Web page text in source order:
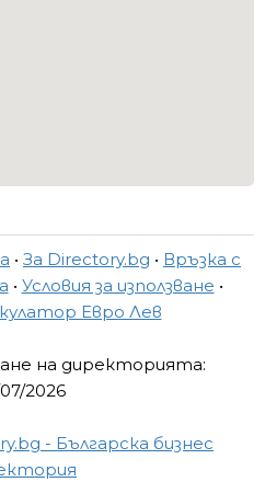
• За Directory.bg • Връзка с
• Условия за използване •
Евро Лев
на директорията:
2026
- Българска бизнес